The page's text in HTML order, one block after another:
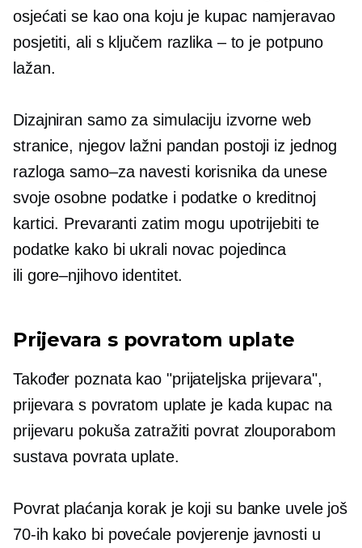
osjećati se kao ona koju je kupac namjeravao
posjetiti, ali s ključem razlika – to je potpuno
lažan.
Dizajniran samo za simulaciju izvorne web
stranice, njegov lažni pandan postoji iz jednog
razlogasamo–zanavesti korisnika da unese
svoje osobne podatke i podatke o kreditnoj
kartici. Prevaranti zatim mogu upotrijebiti te
podatke kako bi ukrali novac pojedinca
ili gore–njihovoidentitet.
Prijevara s povratom uplate
Također poznata kao "prijateljska prijevara",
prijevara s povratom uplate je kada kupac na
prijevaru pokuša zatražiti povrat zlouporabom
sustava povrata uplate.
Povrat plaćanja korak je koji su banke uvele još
70-ih kako bi povećale povjerenje javnosti u